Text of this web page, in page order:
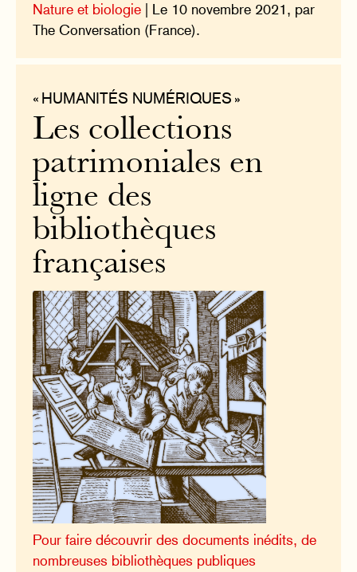
Nature et biologie | Le 10 novembre 2021, par
The Conversation (France).
« HUMANITÉS NUMÉRIQUES »
Les collections
patrimoniales en
ligne des
bibliothèques
françaises
Pour faire découvrir des documents inédits, de
nombreuses bibliothèques publiques